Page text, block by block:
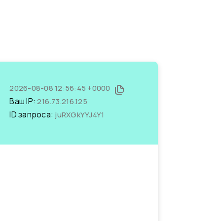
2026-08-08 12:56:45 +0000
Ваш IP:216.73.216.125
ID запроса: juRXGkYYJ4Y1